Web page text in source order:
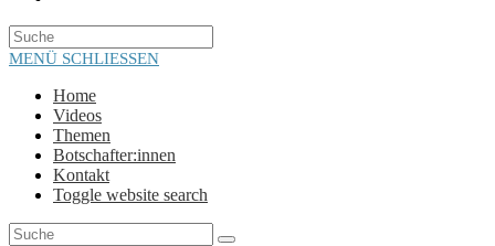
MENÜ SCHLIESSEN
Home
Videos
Themen
Botschafter:innen
Kontakt
Toggle website search